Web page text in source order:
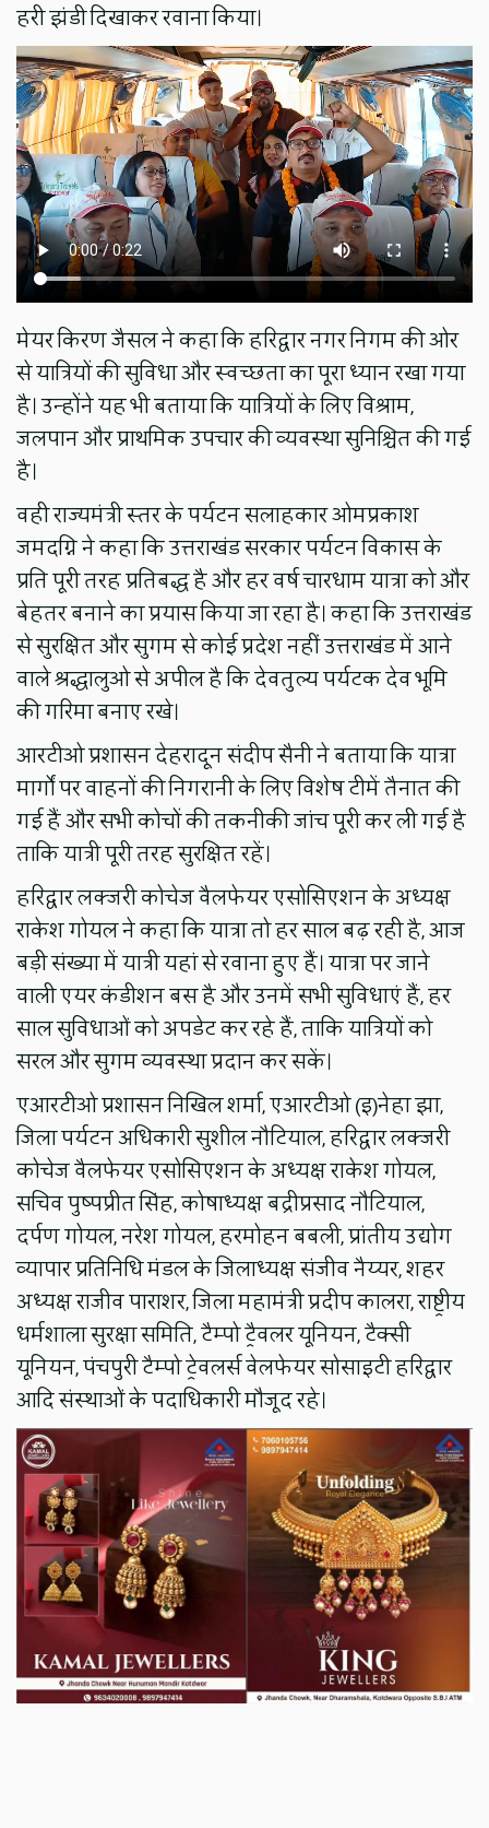
हरी झंडी दिखाकर रवाना किया।
मेयर किरण जैसल ने कहा कि हरिद्वार नगर निगम की ओर
से यात्रियों की सुविधा और स्वच्छता का पूरा ध्यान रखा गया
है। उन्होंने यह भी बताया कि यात्रियों के लिए विश्राम,
जलपान और प्राथमिक उपचार की व्यवस्था सुनिश्चित की गई
है।
वही राज्यमंत्री स्तर के पर्यटन सलाहकार ओमप्रकाश
जमदग्नि ने कहा कि उत्तराखंड सरकार पर्यटन विकास के
प्रति पूरी तरह प्रतिबद्ध है और हर वर्ष चारधाम यात्रा को और
बेहतर बनाने का प्रयास किया जा रहा है। कहा कि उत्तराखंड
से सुरक्षित और सुगम से कोई प्रदेश नहीं उत्तराखंड में आने
वाले श्रद्धालुओ से अपील है कि देवतुल्य पर्यटक देव भूमि
की गरिमा बनाए रखे।
आरटीओ प्रशासन देहरादून संदीप सैनी ने बताया कि यात्रा
मार्गों पर वाहनों की निगरानी के लिए विशेष टीमें तैनात की
गई हैं और सभी कोचों की तकनीकी जांच पूरी कर ली गई है
ताकि यात्री पूरी तरह सुरक्षित रहें।
हरिद्वार लक्जरी कोचेज वैलफेयर एसोसिएशन के अध्यक्ष
राकेश गोयल ने कहा कि यात्रा तो हर साल बढ़ रही है, आज
बड़ी संख्या में यात्री यहां से रवाना हुए हैं। यात्रा पर जाने
वाली एयर कंडीशन बस है और उनमें सभी सुविधाएं हैं, हर
साल सुविधाओं को अपडेट कर रहे हैं, ताकि यात्रियों को
सरल और सुगम व्यवस्था प्रदान कर सकें।
एआरटीओ प्रशासन निखिल शर्मा, एआरटीओ (इ)नेहा झा,
जिला पर्यटन अधिकारी सुशील नौटियाल, हरिद्वार लक्जरी
कोचेज वैलफेयर एसोसिएशन के अध्यक्ष राकेश गोयल,
सचिव पुष्पप्रीत सिंह, कोषाध्यक्ष बद्रीप्रसाद नौटियाल,
दर्पण गोयल, नरेश गोयल, हरमोहन बबली, प्रांतीय उद्योग
व्यापार प्रतिनिधि मंडल के जिलाध्यक्ष संजीव नैय्यर, शहर
अध्यक्ष राजीव पाराशर, जिला महामंत्री प्रदीप कालरा, राष्ट्रीय
धर्मशाला सुरक्षा समिति, टैम्पो ट्रैवलर यूनियन, टैक्सी
यूनियन, पंचपुरी टैम्पो ट्रेवलर्स वेलफेयर सोसाइटी हरिद्वार
आदि संस्थाओं के पदाधिकारी मौजूद रहे।